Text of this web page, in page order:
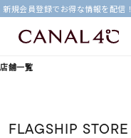
新規会員登録でお得な情報を配信！
店舗一覧
FLAGSHIP STORE